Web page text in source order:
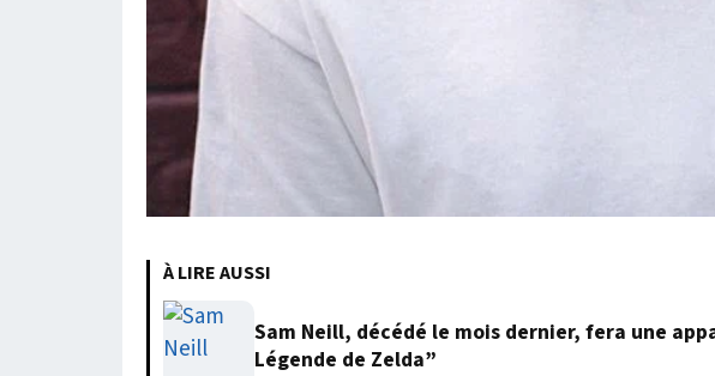
À LIRE AUSSI
Sam Neill, décédé le mois dernier, fera une
Légende de Zelda”